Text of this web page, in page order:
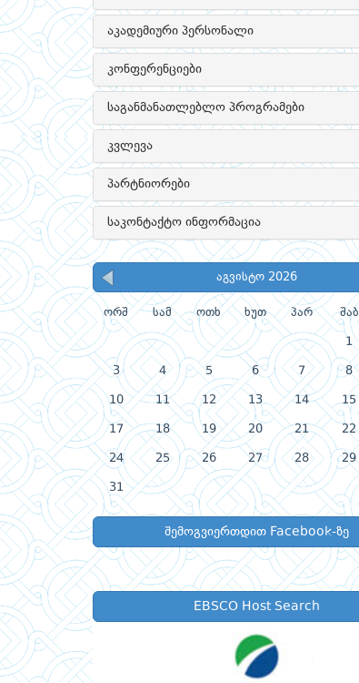
აკადემიური პერსონალი
კონფერენციები
საგანმანათლებლო პროგრამები
კვლევა
პარტნიორები
საკონტაქტო ინფორმაცია
აგვისტო 2026
ორშ სამ ოთხ ხუთ პარ შაბ
1
3 4 5 6 7 8
10 11 12 13 14 15
17 18 19 20 21 22
24 25 26 27 28 29
31
შემოგვიერთდით Facebook-ზე
EBSCO Host Search